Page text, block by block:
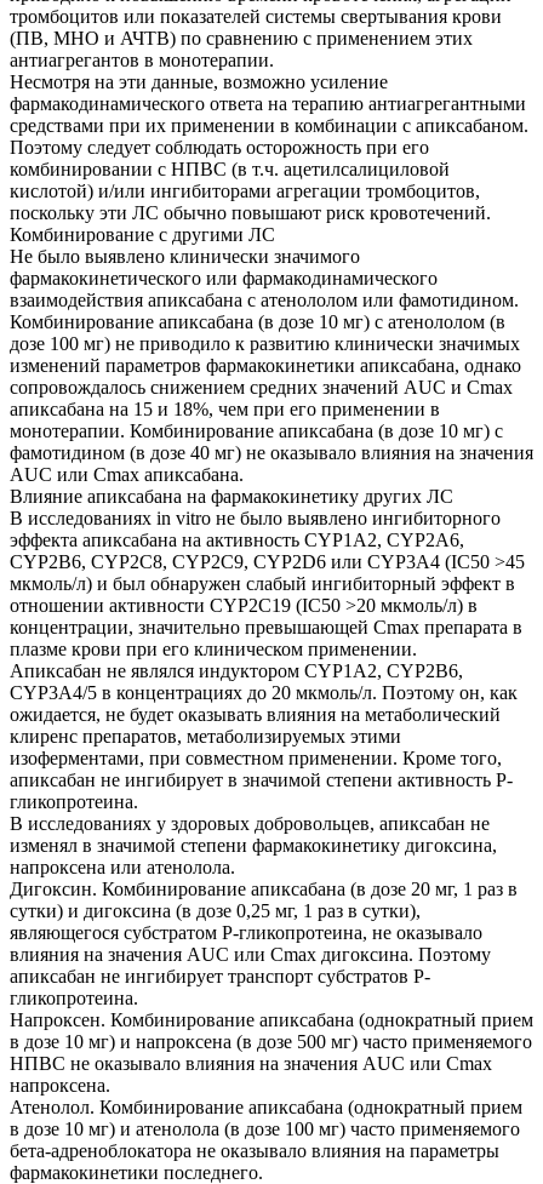
тромбоцитов или показателей системы свертывания крови
(ПВ, МНО и АЧТВ) по сравнению с применением этих
антиагрегантов в монотерапии.
Несмотря на эти данные, возможно усиление
фармакодинамического ответа на терапию антиагрегантными
средствами при их применении в комбинации с апиксабаном.
Поэтому следует соблюдать осторожность при его
комбинировании с НПВС (в т.ч. ацетилсалициловой
кислотой) и/или ингибиторами агрегации тромбоцитов,
поскольку эти ЛС обычно повышают риск кровотечений.
Комбинирование с другими ЛС
Не было выявлено клинически значимого
фармакокинетического или фармакодинамического
взаимодействия апиксабана с атенололом или фамотидином.
Комбинирование апиксабана (в дозе 10 мг) с атенололом (в
дозе 100 мг) не приводило к развитию клинически значимых
изменений параметров фармакокинетики апиксабана, однако
сопровождалось снижением средних значений AUC и Cmax
апиксабана на 15 и 18%, чем при его применении в
монотерапии. Комбинирование апиксабана (в дозе 10 мг) с
фамотидином (в дозе 40 мг) не оказывало влияния на значения
AUC или Cmax апиксабана.
Влияние апиксабана на фармакокинетику других ЛС
В исследованиях in vitro не было выявлено ингибиторного
эффекта апиксабана на активность CYP1A2, CYP2A6,
CYP2B6, CYP2C8, CYP2C9, CYP2D6 или CYP3A4 (IC50 >45
мкмоль/л) и был обнаружен слабый ингибиторный эффект в
отношении активности CYP2C19 (IC50 >20 мкмоль/л) в
концентрации, значительно превышающей Cmax препарата в
плазме крови при его клиническом применении.
Апиксабан не являлся индуктором CYP1A2, CYP2B6,
CYP3A4/5 в концентрациях до 20 мкмоль/л. Поэтому он, как
ожидается, не будет оказывать влияния на метаболический
клиренс препаратов, метаболизируемых этими
изоферментами, при совместном применении. Кроме того,
апиксабан не ингибирует в значимой степени активность P-
гликопротеина.
В исследованиях у здоровых добровольцев, апиксабан не
изменял в значимой степени фармакокинетику дигоксина,
напроксена или атенолола.
Дигоксин. Комбинирование апиксабана (в дозе 20 мг, 1 раз в
сутки) и дигоксина (в дозе 0,25 мг, 1 раз в сутки),
являющегося субстратом P-гликопротеина, не оказывало
влияния на значения AUC или Cmax дигоксина. Поэтому
апиксабан не ингибирует транспорт субстратов P-
гликопротеина.
Напроксен. Комбинирование апиксабана (однократный прием
в дозе 10 мг) и напроксена (в дозе 500 мг) часто применяемого
НПВС не оказывало влияния на значения AUC или Cmax
напроксена.
Атенолол. Комбинирование апиксабана (однократный прием
в дозе 10 мг) и атенолола (в дозе 100 мг) часто применяемого
бета-адреноблокатора не оказывало влияния на параметры
фармакокинетики последнего.